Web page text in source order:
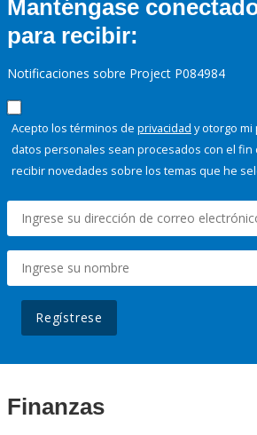
Manténgase
para recibir:
Notificaciones sobre Project P084984
Acepto los términos de privacidad y otorgo mi
datos personales sean procesados con el fin
recibir novedades sobre los temas que he
Regístrese
Finanzas